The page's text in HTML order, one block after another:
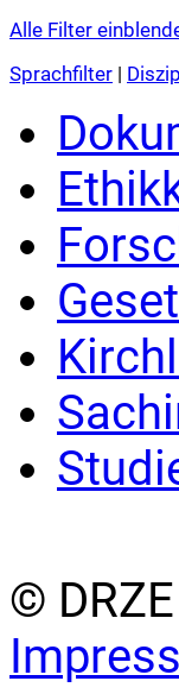
Alle Filter
Sprachfilter |
©